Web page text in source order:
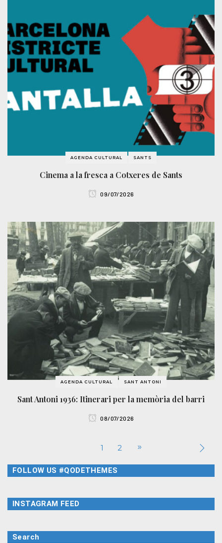
AGENDA CULTURAL SANTS
Cinema a la fresca a Cotxeres de Sants
09/07/2026
AGENDA CULTURAL SANT ANTONI
Sant Antoni 1936: Itinerari per la memòria del barri
08/07/2026
1 2
FOLLOW US #QODETHEMES
INSTAGRAM FEED
Search